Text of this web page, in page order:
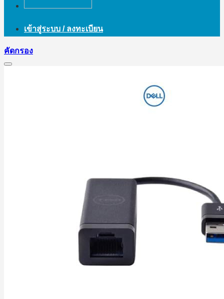
เข้าสู่ระบบ / ลงทะเบียน
คัดกรอง